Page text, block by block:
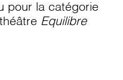
pour la catégorie
Equilibre